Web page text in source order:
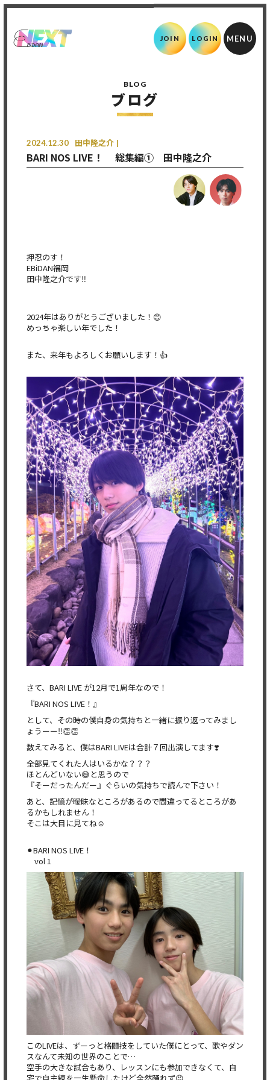
JOIN LOGIN
BLOG
ブログ
2024.12.30 田中隆之介
BARI NOS LIVE！ 総集編① 田中隆之介
押忍のす！
EBiDAN福岡
田中隆之介です‼️
2024年はありがとうございました！😊
めっちゃ楽しい年でした！
また、来年もよろしくお願いします！👍
さて、BARI LIVE が12月で1周年なので！
『BARI NOS LIVE！』
として、その時の僕自身の気持ちと一緒に振り返ってみまし
ょうーー‼️👏👏
数えてみると、僕はBARI LIVEは合計７回出演してます❣️
全部見てくれた人はいるかな？？？
ほとんどいない😅と思うので
『そーだったんだー』ぐらいの気持ちで読んで下さい！
あと、記憶が曖昧なところがあるので間違ってるところがあ
るかもしれません！
そこは大目に見てね☺️
⚫︎BARI NOS LIVE！
vol 1
このLIVEは、ずーっと格闘技をしていた僕にとって、歌やダン
スなんて未知の世界のことで…
空手の大きな試合もあり、レッスンにも参加できなくて、自
宅で自主練を一生懸命したけど全然踊れず😣